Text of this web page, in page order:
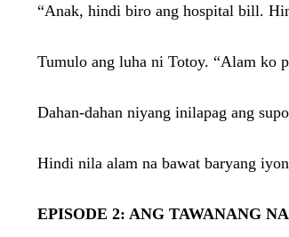
“Anak, hindi biro ang hospital bill.
Tumulo ang luha ni Totoy. “Alam ko
Dahan-dahan niyang inilapag ang
Hindi nila alam na bawat baryang
EPISODE 2: ANG TAWANANG